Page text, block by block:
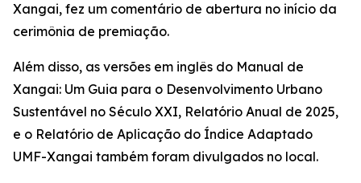
Xangai, fez um comentário de abertura no início da
cerimônia de premiação.
Além disso, as versões em inglês do Manual de
Xangai: Um Guia para o Desenvolvimento Urbano
Sustentável no Século XXI, Relatório Anual de 2025,
e o Relatório de Aplicação do Índice Adaptado
UMF-Xangai também foram divulgados no local.